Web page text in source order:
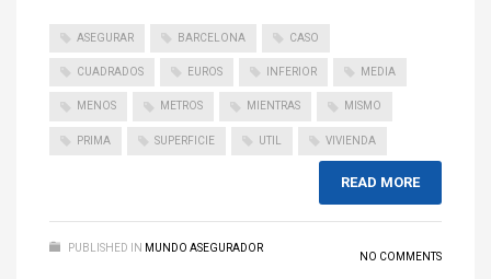
ASEGURAR BARCELONA CASO
CUADRADOS EUROS INFERIOR MEDIA
MENOS METROS MIENTRAS MISMO
PRIMA SUPERFICIE UTIL VIVIENDA
READ MORE
PUBLISHED IN MUNDO ASEGURADOR
NO COMMENTS